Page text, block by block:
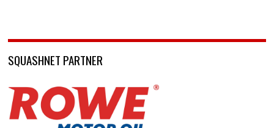
SQUASHNET PARTNER